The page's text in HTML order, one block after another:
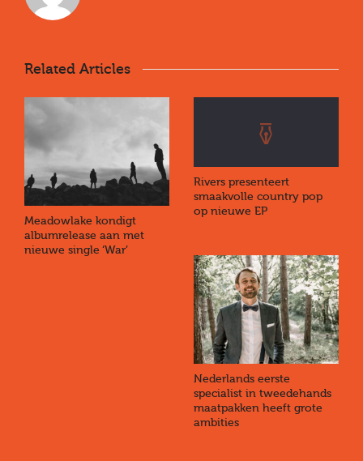
Related Articles
Meadowlake kondigt
albumrelease aan met
nieuwe single ‘War’
Rivers presenteert
smaakvolle country pop
op nieuwe EP
Nederlands eerste
specialist in tweedehands
maatpakken heeft grote
ambities